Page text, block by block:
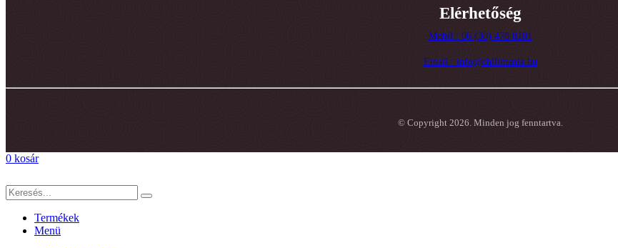
Elérhetőség
Mobil : 06 (30) 478 8101
Email : info@chilimania.hu
© Copyright 2026. Minden jog fenntartva.
0 kosár
Termékek
Menü